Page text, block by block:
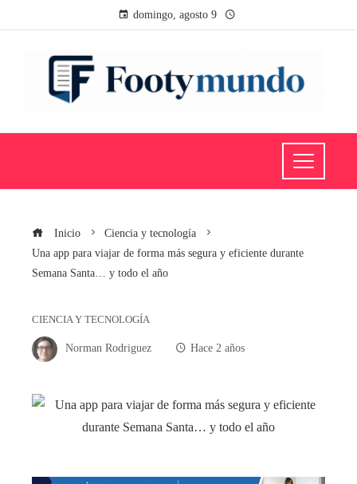
domingo, agosto 9
Inicio
Ciencia y tecnología
Una app para viajar de forma más segura y eficiente durante
Semana Santa… y todo el año
CIENCIA Y TECNOLOGÍA
Norman Rodriguez Hace 2 años